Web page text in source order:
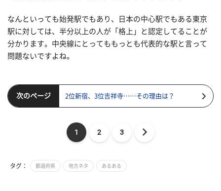
なんといっても始発駅でもあり、日本の中心駅でもある東京
駅に対しては、半分以上の人が「格上」と認定してることが
分かります。中央線にとってももっとも代表的な駅と言って
問題ないですよね。
次のページ 2位新宿、3位吉祥寺……その理由は？
1 2 3
タグ： 都道府県 地方ネタ あるある